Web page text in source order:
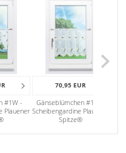
besonders an. Indem der
abschirmt, trägt er
bei. Durch die
dem Streifenmuster in
ist, können Sie die
Stange befestigen.
belebende, erfrischende
die von dieser Gardine
Deko für die Küche.
#1W -
Plauener
70,95 EUR
Gänseblümchen #1W -
Scheibengardine Plauener
Spitze®